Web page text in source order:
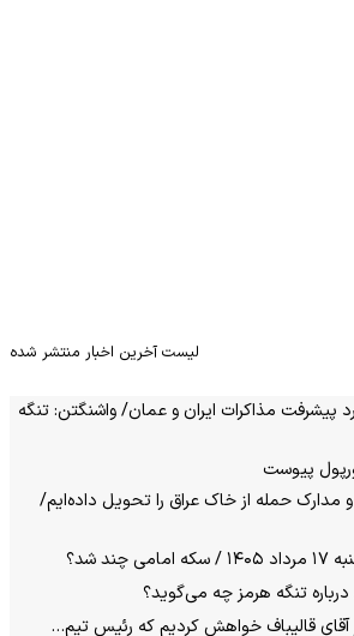
لیست آخرین اخبار منتشر شده
پیشرفت مذاکرات ایران و عمان/ واشنگتن: تنگه
پیوست
مدارک حمله از خاک عراق را تحویل داده‌ایم/
شد؟
تنگه هرمز چه می‌گوید؟
آقای قالیباف خواهش کردیم که رئیس تیم…